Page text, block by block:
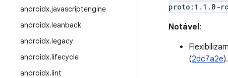
androidx.javascriptengine
androidx.leanback
androidx.legacy
androidx.lifecycle
androidx.lint
proto:1.1.0-
Notável:
(2dc7a2e).